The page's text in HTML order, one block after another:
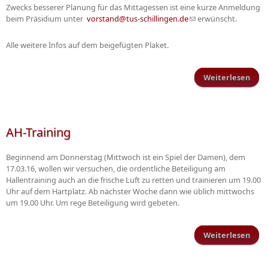
Zwecks besserer Planung für das Mittagessen ist eine kurze Anmeldung
beim Präsidium unter vorstand@tus-schillingen.de(Link sendet E-Mail)
erwünscht.
Alle weitere Infos auf dem beigefügten Plaket.
Weiterlesen
AH-Training
Beginnend am Donnerstag (Mittwoch ist ein Spiel der Damen), dem
17.03.16, wollen wir versuchen, die ordentliche Beteiligung am
Hallentraining auch an die frische Luft zu retten und trainieren um 19.00
Uhr auf dem Hartplatz. Ab nächster Woche dann wie üblich mittwochs
um 19.00 Uhr. Um rege Beteiligung wird gebeten.
Weiterlesen